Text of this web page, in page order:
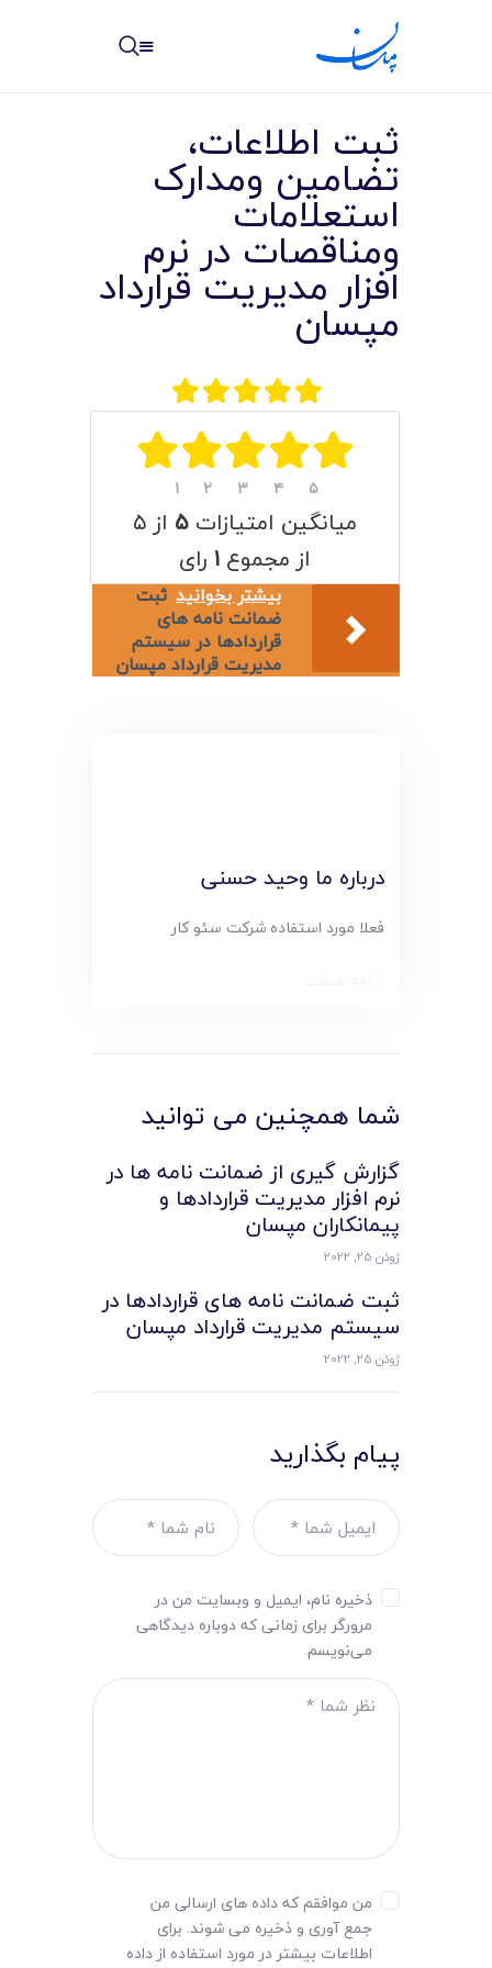
خانه
نوشته ها
امکانات
سیستم ها
لیست قیمت محصولات
ثبت اطلاعات،
تضامین ومدارک
استعلامات
ومناقصات در نرم
افزار مدیریت قرارداد
مپسان
۱ ۲ ۳ ۴ ۵
میانگین امتیازات ۵ از ۵
از مجموع ۱ رای
بیشتر بخوانید ثبت
ضمانت نامه های
قراردادها در سیستم
مدیریت قرارداد مپسان
درباره ما وحید حسنی
فعلا مورد استفاده شرکت سئو کار
شما همچنین می توانید
گزارش گیری از ضمانت نامه ها در
نرم افزار مدیریت قراردادها و
پیمانکاران مپسان
ژوئن 25, 2022
ثبت ضمانت نامه های قراردادها در
سیستم مدیریت قرارداد مپسان
ژوئن 25, 2022
پیام بگذارید
ذخیره نام، ایمیل و وبسایت من در
مرورگر برای زمانی که دوباره دیدگاهی
می‌نویسم.
من موافقم که داده های ارسالی من
جمع آوری و ذخیره می شوند. برای
اطلاعات بیشتر در مورد استفاده از داده